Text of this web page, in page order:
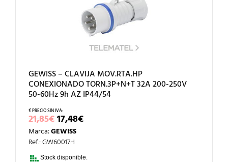
GEWISS – CLAVIJA MOV.RTA.HP
CONEXIONADO TORN.3P+N+T 32A 200-250V
50-60Hz 9h AZ IP44/54
21,85€EL
PRECIO
ORIGINAL
ERA:
21,85€.
17,48€EL
PRECIO
Marca:GEWISS
Ref.: GW60017H
Stock disponible.